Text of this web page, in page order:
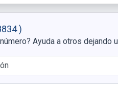
)
Ayuda a otros dejando